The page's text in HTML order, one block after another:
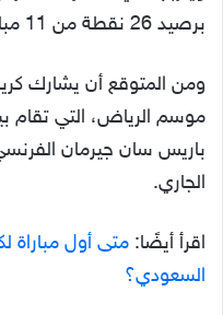
برصيد 26 نقطة من 11 مباراة، قبل ضم رونالدو.
ومن المتوقع أن يشارك
موسم الرياض، التي تقام
باريس سان جيرمان
الجاري.
اقرأ أيضًا: متى أول مباراة
السعودي؟